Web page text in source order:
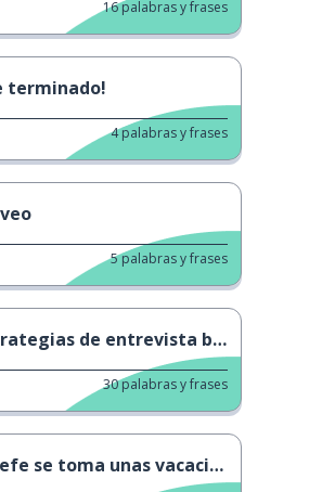
16palabras y frases
terminado!
4palabras y frases
5palabras y frases
de entrevista bajo presión
30palabras y frases
se toma unas vacaciones